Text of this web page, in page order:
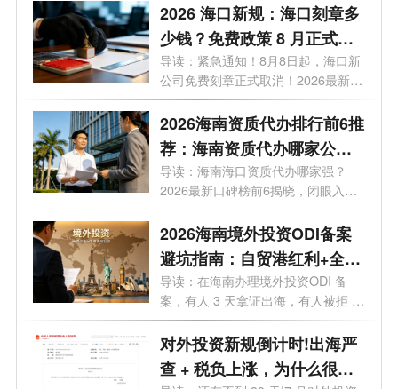
2026 海口新规：海口刻章多
少钱？免费政策 8 月正式取
消
导读：紧急通知！8月8日起，海口新
公司免费刻章正式取消！2026最新政
策，海...
2026海南资质代办排行前6推
荐：海南资质代办哪家公司
好？
导读：海南海口资质代办哪家强？
2026最新口碑榜前6揭晓，闭眼入。
你想在海...
2026海南境外投资ODI备案
避坑指南：自贸港红利+全流
程实操，28个问题一次讲透
导读：在海南办理境外投资ODI 备
案，有人 3 天拿证出海，有人被拒 5
次？28 ...
对外投资新规倒计时!出海严
查 + 税负上涨，为什么很多